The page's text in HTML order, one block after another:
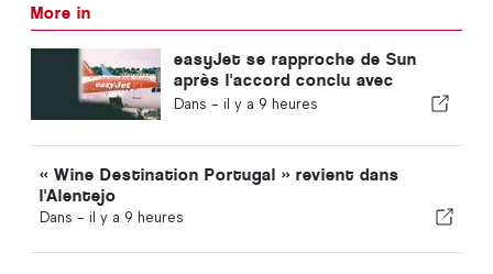
More in
easyJet se rapproche de Sun
après l'accord conclu avec
Apollo
Dans - il y a 9 heures
« Wine Destination Portugal » revient dans
l'Alentejo
Dans - il y a 9 heures